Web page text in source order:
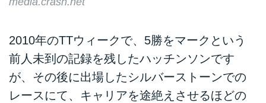
2010年のTTウィークで、5勝をマークという
前人未到の記録を残したハッチンソンです
が、その後に出場したシルバーストーンでの
レースにて、キャリアを途絶えさせるほどの